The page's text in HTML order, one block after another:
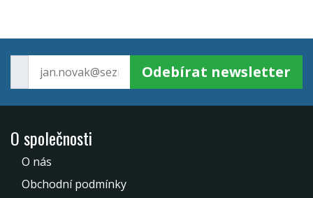
Odebírat newsletter
O společnosti
O nás
Obchodní podmínky